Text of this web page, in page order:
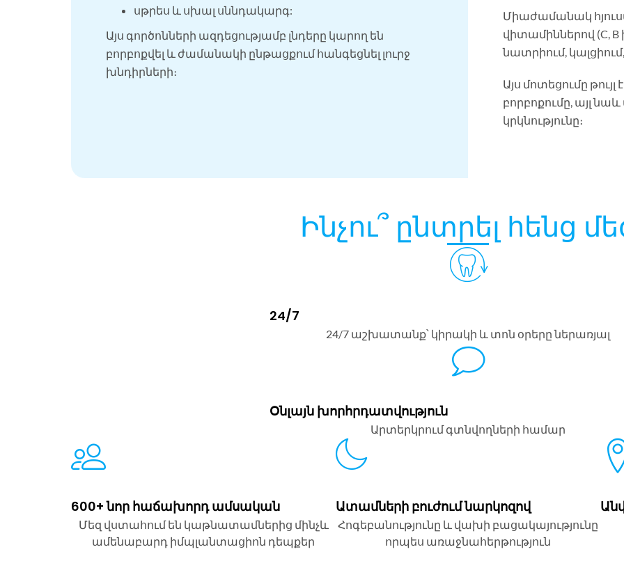
սթրես և սխալ սննդակարգ:
Այս գործոնների ազդեցությամբ լնդերը կարող են
բորբոքվել և ժամանակի ընթացքում հանգեցնել լուրջ
խնդիրների։
Միաժամանակ
վիտամիններով (C, B
նատրիում,
Այս մոտեցումը
բորբոքումը, այլ
կրկնությունը։
Ինչու՞ ընտրել հենց
24/7
24/7 աշխատանք՝ կիրակի և տոն օրերը ներառյալ
Օնլայն խորհրդատվություն
Արտերկրում գտնվողների համար
600+ նոր հաճախորդ ամսական
Մեզ վստահում են կաթնատամներից մինչև
ամենաբարդ իմպլանտացիոն դեպքեր
Ատամների բուժում նարկոզով
Հոգեբանությունը և վախի բացակայությունը
որպես առաջնահերթություն